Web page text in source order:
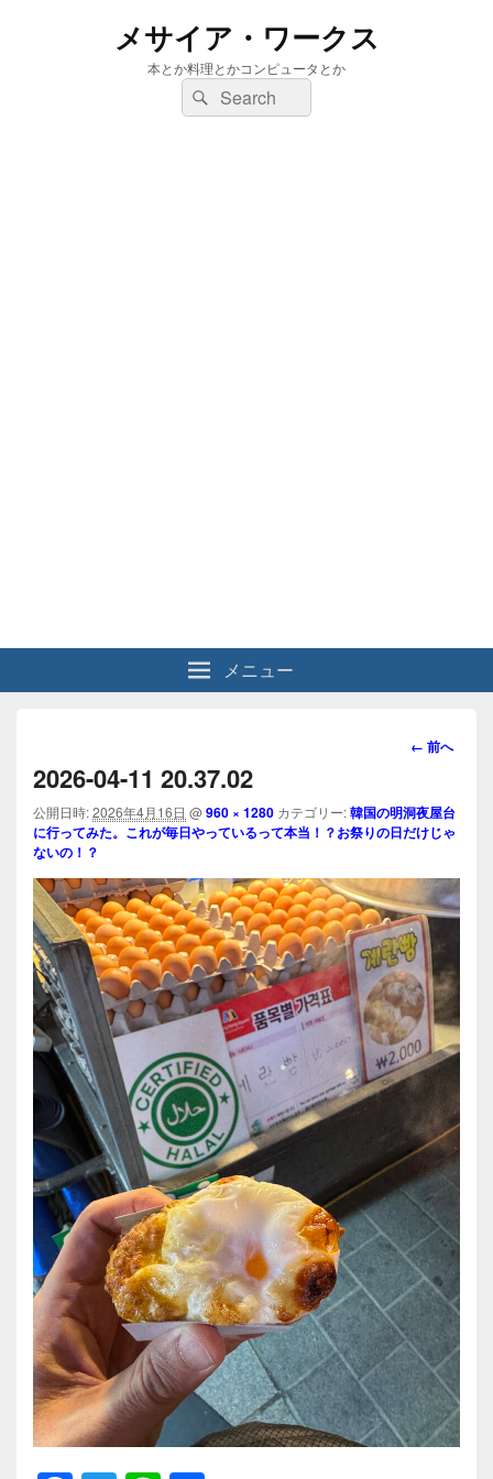
メサイア・ワークス
本とか料理とかコンピュータとか
検
索:
検
索
メニュー
画
ビ
ゲ
シ
ョ
ン
← 前へ
2026-04-11 20.37.02
公開日時:2026年4月16日 @960 × 1280 カテゴリー:韓国の明洞夜屋台
に行ってみた。これが毎日やっているって本当！？お祭りの日だけじゃ
ないの！？